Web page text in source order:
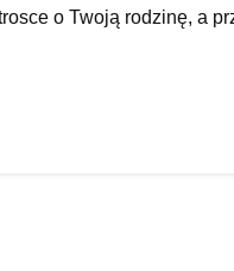
o Twoją rodzinę, a